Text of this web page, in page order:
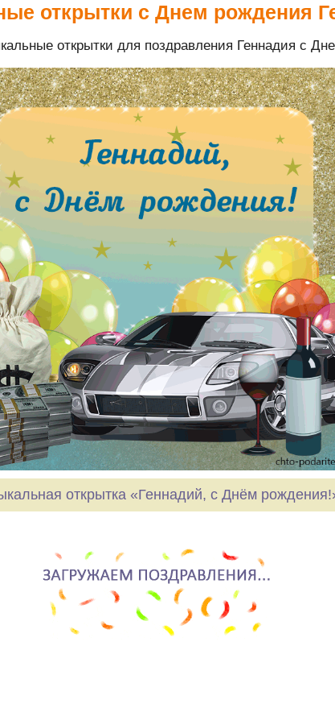
открытки с Днем рождения
открытки для поздравления Геннадия с
открытка «Геннадий, с Днём